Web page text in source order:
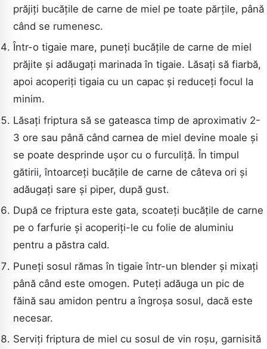
prăjiți bucățile de carne de miel pe toate părțile, până
când se rumenesc.
Într-o tigaie mare, puneți bucățile de carne de miel
prăjite și adăugați marinada în tigaie. Lăsați să fiarbă,
apoi acoperiți tigaia cu un capac și reduceți focul la
minim.
Lăsați friptura să se gateasca timp de aproximativ 2-
3 ore sau până când carnea de miel devine moale și
se poate desprinde ușor cu o furculiță. În timpul
gătirii, întoarceți bucățile de carne de câteva ori și
adăugați sare și piper, după gust.
După ce friptura este gata, scoateți bucățile de carne
pe o farfurie și acoperiți-le cu folie de aluminiu
pentru a păstra cald.
Puneți sosul rămas în tigaie într-un blender și mixați
până când este omogen. Puteți adăuga un pic de
făină sau amidon pentru a îngroșa sosul, dacă este
necesar.
Serviți friptura de miel cu sosul de vin roșu, garnisită